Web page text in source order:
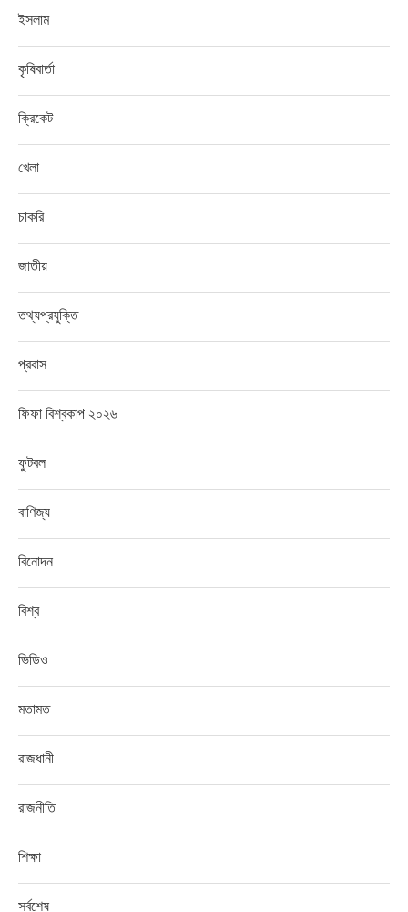
ইসলাম
কৃষিবার্তা
ক্রিকেট
খেলা
চাকরি
জাতীয়
তথ্যপ্রযুক্তি
প্রবাস
ফিফা বিশ্বকাপ ২০২৬
ফুটবল
বাণিজ্য
বিনোদন
বিশ্ব
ভিডিও
মতামত
রাজধানী
রাজনীতি
শিক্ষা
সর্বশেষ